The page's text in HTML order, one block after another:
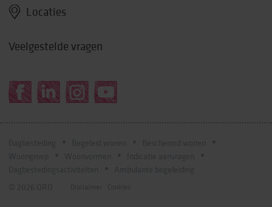
Locaties
Veelgestelde vragen